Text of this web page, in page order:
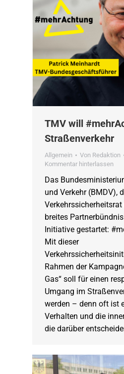
TMV will
Straßenverkehr
Allgemein Von Redaktion
Kommentar hinterlassen
Das
und Verkehr (BMDV),
Verkehrssicherheitsrat
breites
Initiative gestartet:
Mit dieser
Rahmen der
Gas“ soll für einen
Umgang im
werden – denn oft ist
Verhalten und die
die darüber